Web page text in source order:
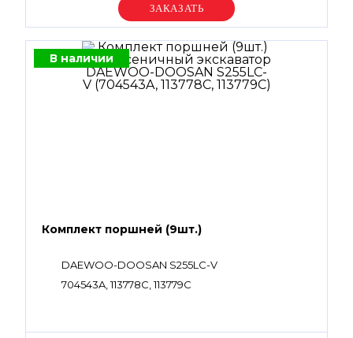
Уточняйте цену
В наличии
Комплект поршней (9шт.)
DAEWOO-DOOSAN S255LC-V
704543A, 113778C, 113779C